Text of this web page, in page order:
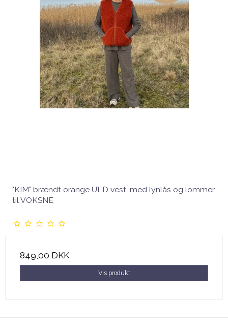
"KIM" brændt orange ULD vest, med lynlås og lommer
til VOKSNE
849,00 DKK
Vis produkt